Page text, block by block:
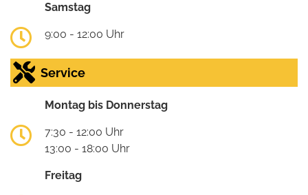
Samstag
9:00 - 12:00 Uhr
Service
Montag bis Donnerstag
7:30 - 12:00 Uhr
13:00 - 18:00 Uhr
Freitag